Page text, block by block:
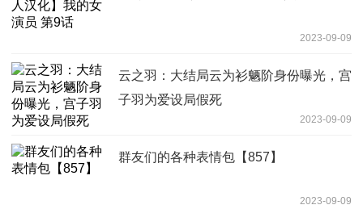
2023-09-09
云之羽：大结局云为衫魉阶身份曝光，宫
子羽为爱设局假死
2023-09-09
群友们的各种表情包【857】
2023-09-09